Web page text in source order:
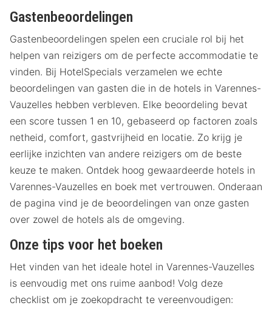
Gastenbeoordelingen
Gastenbeoordelingen spelen een cruciale rol bij het
helpen van reizigers om de perfecte accommodatie te
vinden. Bij HotelSpecials verzamelen we echte
beoordelingen van gasten die in de hotels in Varennes-
Vauzelles hebben verbleven. Elke beoordeling bevat
een score tussen 1 en 10, gebaseerd op factoren zoals
netheid, comfort, gastvrijheid en locatie. Zo krijg je
eerlijke inzichten van andere reizigers om de beste
keuze te maken. Ontdek hoog gewaardeerde hotels in
Varennes-Vauzelles en boek met vertrouwen. Onderaan
de pagina vind je de beoordelingen van onze gasten
over zowel de hotels als de omgeving.
Onze tips voor het boeken
Het vinden van het ideale hotel in Varennes-Vauzelles
is eenvoudig met ons ruime aanbod! Volg deze
checklist om je zoekopdracht te vereenvoudigen: